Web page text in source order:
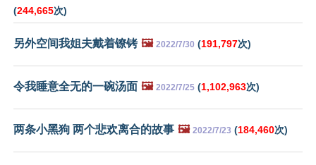
(244,665次)
另外空间我姐夫戴着镣铐 🖼️ 2022/7/30 (191,797次)
令我睡意全无的一碗汤面 🖼️ 2022/7/25 (1,102,963次)
两条小黑狗 两个悲欢离合的故事 🖼️ 2022/7/23 (184,460次)